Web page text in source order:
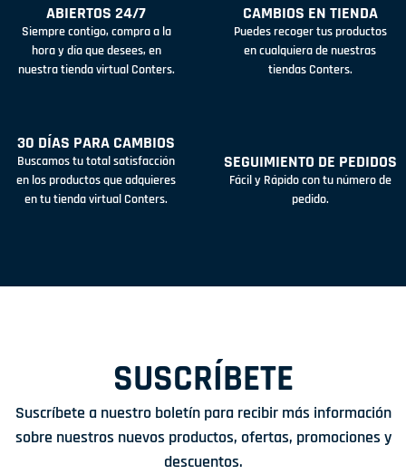
ABIERTOS 24/7
Siempre contigo, compra a la
hora y día que desees, en
nuestra tienda virtual Conters.
CAMBIOS EN TIENDA
Puedes recoger tus productos
en cualquiera de nuestras
tiendas Conters.
30 DÍAS PARA CAMBIOS
Buscamos tu total satisfacción
en los productos que adquieres
en tu tienda virtual Conters.
SEGUIMIENTO DE PEDIDOS
Fácil y Rápido con tu número de
pedido.
SUSCRÍBETE
Suscríbete a nuestro boletín para recibir más información
sobre nuestros nuevos productos, ofertas, promociones y
descuentos.